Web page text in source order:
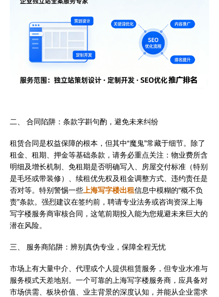
二、 合同陷阱：条款字斟句酌，避免未来纠纷
租赁合同是权益保障的根本，但其中“魔鬼”常藏于细节。除了
租金、租期、押金等基础条款，请务必重点关注：物业费所含
明细及增长机制、免租期是否明确写入、房屋交付标准（特别
是毛坯或带装修）、续租优先权及租金调整方式、违约责任是
否对等。特别警惕一些上海写字楼出租信息中模糊的“概不负
责”条款。强烈建议在签约前，聘请专业法务或咨询资深上海
写字楼服务商审核合同，这笔前期投入能为您规避未来巨大的
潜在风险。
三、 服务商陷阱：辨别真伪专业，保障全程无忧
市场上有大量中介、代理或个人提供租赁服务，但专业水准与
服务模式天差地别。一个可靠的上海写字楼服务商，应具备对
市场供需、板块价值、业主背景的深度认知，并能从企业需求